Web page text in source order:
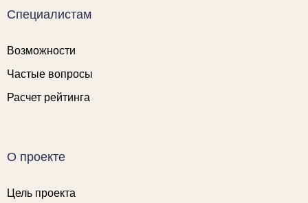
Специалистам
Возможности
Частые вопросы
Расчет рейтинга
О проекте
Цель проекта